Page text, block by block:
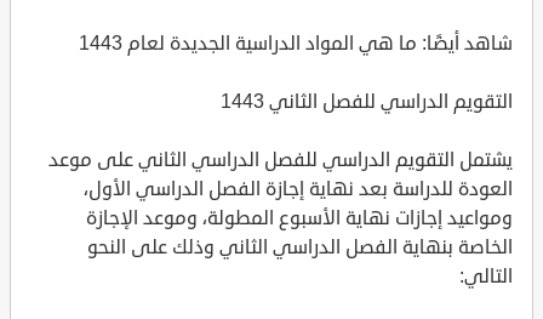
شاهد أيضًا: ما هي المواد الدراسية الجديدة لعام 1443
التقويم الدراسي للفصل الثاني 1443
يشتمل التقويم الدراسي للفصل الدراسي الثاني على موعد
العودة للدراسة بعد نهاية إجازة الفصل الدراسي الأول،
ومواعيد إجازات نهاية الأسبوع المطولة، وموعد الإجازة
الخاصة بنهاية الفصل الدراسي الثاني وذلك على النحو
التالي: